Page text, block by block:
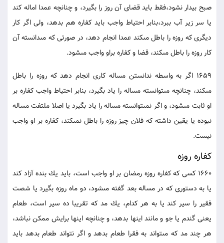
صبح بيدار نشود،فقط بايد قضاى آن روز را بگيرد، و چنانچه عمدا اماله كند
يا سر زير آب ببرد،بنابر احتياط واجب بايد كفاره هم بدهد، ولى اگر كار
ديگرى كه روزه را باطل مى‏كند عمدا انجام دهد، در صورتى كه مى‏دانسته آن
كار روزه را باطل مى‏كند، قضا و كفاره براو واجب مى‏شود.
1659 اگر به واسطه ندانستن مساله كارى انجام دهد كه روزه را باطل
مى‏كند، چنانچه مى‏توانسته مساله را ياد بگيرد، بنابر احتياط واجب كفاره بر
او ثابت مى‏شود، و اگر نمى‏توانسته مساله را ياد بگيرد يا اصلا ملتفت مساله
نبوده يا يقين داشته كه فلان چيز روزه را باطل نمى‏كند، كفاره بر او واجب
نيست.
كفاره روزه
1660 كسى كه كفاره روزه رمضان بر او واجب است، بايد يك بنده آزاد كند
يا به دستورى كه در مساله بعد گفته مى‏شود، دو ماه روزه بگيرد يا شصت
فقير را سير كند يا به هر كدام، يك مد كه تقريبا ده سير است، طعام
يعنى گندم يا جو و مانند اينها بدهد، و چنانچه اينها برايش ممكن نباشد،
هر چند مد كه مى‏تواند به فقرا طعام بدهد و اگر نتواند طعام بدهد بايد